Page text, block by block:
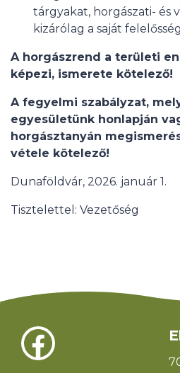
tárgyakat, horgászati- és
kizárólag a saját
A horgászrend a területi
képezi, ismerete kötelező!
A fegyelmi szabályzat,
egyesületünk honlapján
horgásztanyán
vétele kötelező!
Dunaföldvár, 2026. január 1.
Tisztelettel: Vezetőség